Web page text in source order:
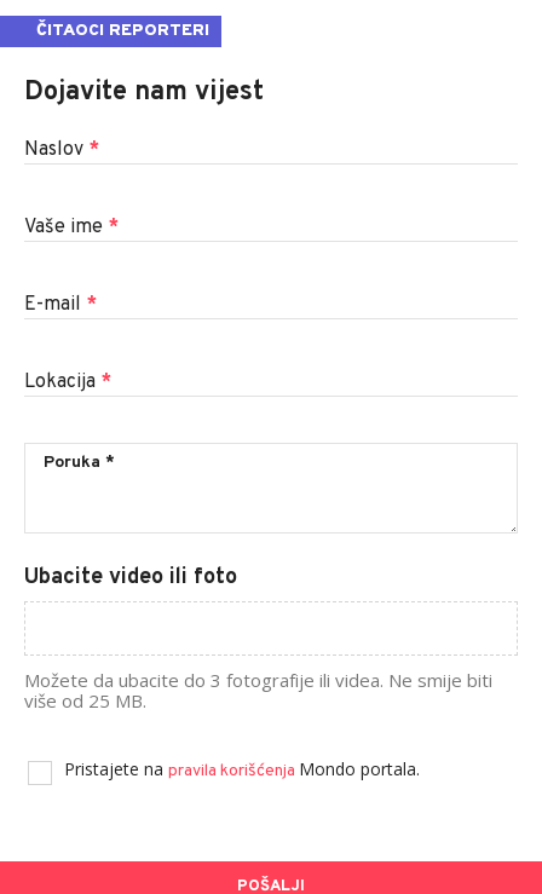
ČITAOCI REPORTERI
Dojavite nam vijest
Naslov *
Vaše ime *
E-mail *
Lokacija *
Ubacite video ili foto
Možete da ubacite do 3 fotografije ili videa. Ne smije biti
više od 25 MB.
Pristajete na pravila korišćenja Mondo portala.
POŠALJI